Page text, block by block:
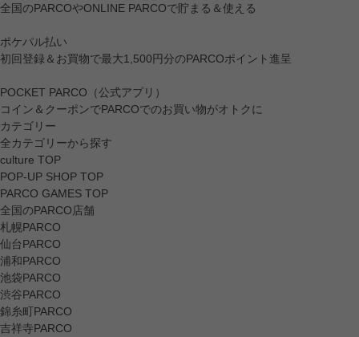
全国のPARCOやONLINE PARCOで貯まる＆使える
ポケパル払い
初回登録＆お買物で最大1,500円分のPARCOポイント進呈
POCKET PARCO（公式アプリ）
コイン＆クーポンでPARCOでのお買い物がオトクに
カテゴリー
全カテゴリーから探す
culture TOP
POP-UP SHOP TOP
PARCO GAMES TOP
全国のPARCO店舗
札幌PARCO
仙台PARCO
浦和PARCO
池袋PARCO
渋谷PARCO
錦糸町PARCO
吉祥寺PARCO